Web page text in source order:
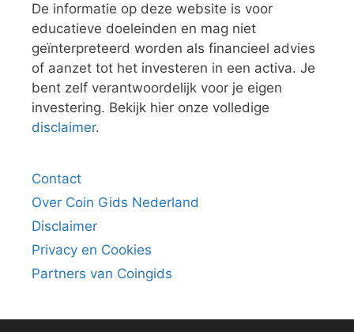
De informatie op deze website is voor
educatieve doeleinden en mag niet
geïnterpreteerd worden als financieel advies
of aanzet tot het investeren in een activa. Je
bent zelf verantwoordelijk voor je eigen
investering. Bekijk hier onze volledige
disclaimer.
Contact
Over Coin Gids Nederland
Disclaimer
Privacy en Cookies
Partners van Coingids